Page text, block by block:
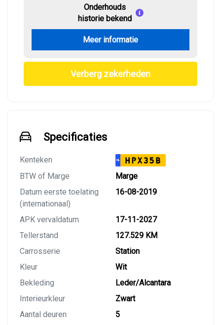
Onderhouds
historie bekend
Meer informatie
Verberg zekerheden
Specificaties
Kenteken NL HPX35B
BTW of Marge
Marge
Datum eerste toelating
(internationaal)
16-08-2019
APK vervaldatum
17-11-2027
Tellerstand
127.529 KM
Carrosserie
Station
Kleur
Wit
Bekleding
Leder/Alcantara
Interieurkleur
Zwart
Aantal deuren
5